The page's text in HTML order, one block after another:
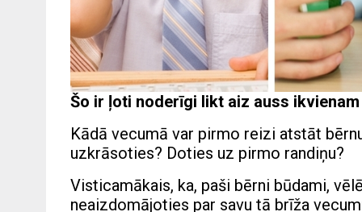
Šo ir ļoti noderīgi likt aiz auss
Kādā vecumā var pirmo reizi atstāt
uzkrāsoties? Doties uz pirmo randiņu?
Visticamākais, ka, paši bērni būdami,
neaizdomājoties par savu tā brīža